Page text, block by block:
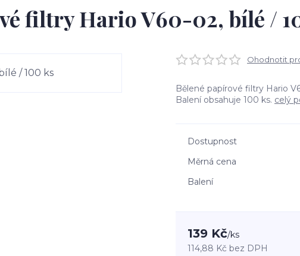
filtry Hario V60-02, bílé /
Ohodnotit
Bělené papírové filtry Hario
Balení obsahuje 100 ks. celý
Dostupnost
Měrná cena
Balení
139 Kč/ks
114,88 Kč bez DPH